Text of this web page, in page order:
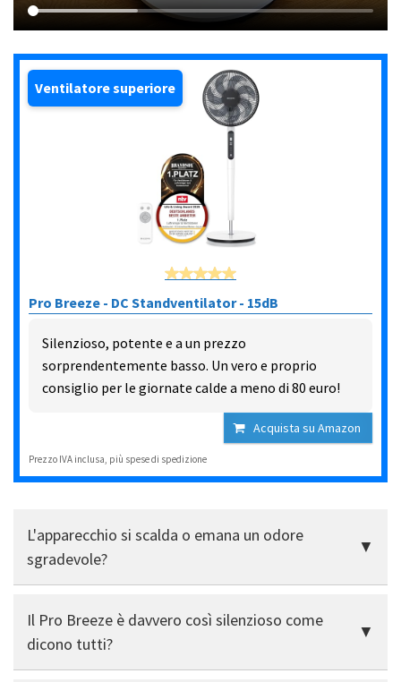
Ventilatore superiore
Pro Breeze - DC Standventilator - 15dB
Silenzioso, potente e a un prezzo
sorprendentemente basso. Un vero e proprio
consiglio per le giornate calde a meno di 80 euro!
Acquista su Amazon
Prezzo IVA inclusa, più spese di spedizione
L'apparecchio si scalda o emana un odore
sgradevole?
durante il funzionamento continuo: nessun odore di
plastica, nessun surriscaldamento.
Il Pro Breeze è davvero così silenzioso come
dicono tutti?